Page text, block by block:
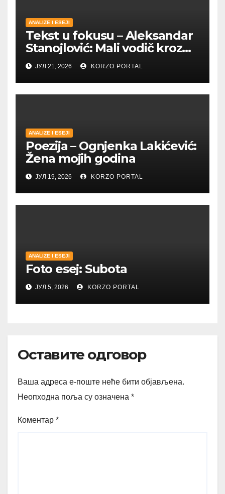
ANALIZE I ESEJI
Tekst u fokusu – Aleksandar
Stanojlović: Mali vodič kroz
Metohiju
ЈУЛ 21, 2026 KORZO PORTAL
ANALIZE I ESEJI
Poezija – Ognjenka Lakićević:
Žena mojih godina
ЈУЛ 19, 2026 KORZO PORTAL
ANALIZE I ESEJI
Foto esej: Subota
ЈУЛ 5, 2026 KORZO PORTAL
Оставите одговор
Ваша адреса е-поште неће бити објављена.
Неопходна поља су означена *
Коментар *